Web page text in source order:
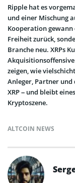
Ripple hat es
und einer Mischung
Kooperation gewann
Freiheit zurück,
Branche neu. XRPs
zeigen, wie
Anleger, Partner
XRP – und bleibt
Kryptoszene.
ALTCOIN NEWS